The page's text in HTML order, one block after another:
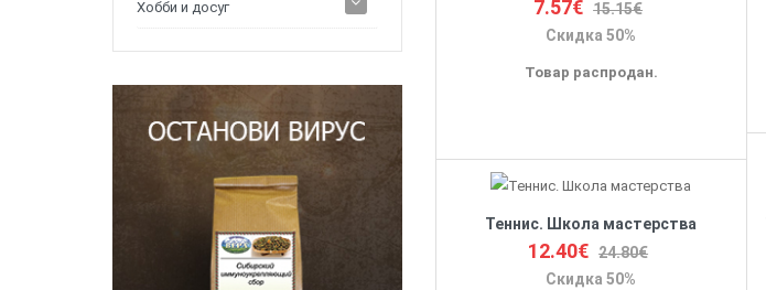
Хобби и досуг 7.57€ 15.15€
Скидка 50%
Товар распродан.
Теннис. Школа мастерства
12.40€ 24.80€
Скидка 50%